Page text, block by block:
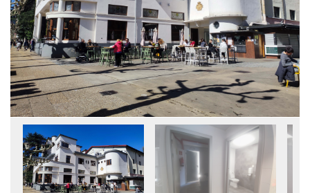
Permite la practica deportiva
Bueno
Estado de uso
En uso
Iluminación
Permite el uso nocturno
Permite la competición
Pavimento
Hormigones y aglomerados
Resinas acrílicas
Tipo de espacio